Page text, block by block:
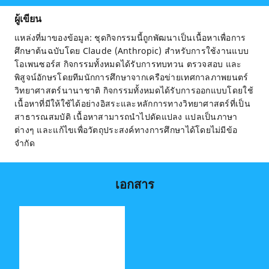
ผู้เขียน
แหล่งที่มาของข้อมูล: ชุดกิจกรรมนี้ถูกพัฒนาเป็นเนื้อหาเพื่อการ
ศึกษาต้นฉบับโดย Claude (Anthropic) สำหรับการใช้งานแบบ
โอเพนซอร์ส กิจกรรมทั้งหมดได้รับการทบทวน ตรวจสอบ และ
พิสูจน์อักษรโดยทีมนักการศึกษาจากเครือข่ายเทศกาลภาพยนตร์
วิทยาศาสตร์นานาชาติ กิจกรรมทั้งหมดได้รับการออกแบบโดยใช้
เนื้อหาที่มีให้ใช้ได้อย่างอิสระและหลักการทางวิทยาศาสตร์ที่เป็น
สาธารณสมบัติ เนื้อหาสามารถนำไปดัดแปลง แปลเป็นภาษา
ต่างๆ และแก้ไขเพื่อวัตถุประสงค์ทางการศึกษาได้โดยไม่มีข้อ
จำกัด
เอกสาร